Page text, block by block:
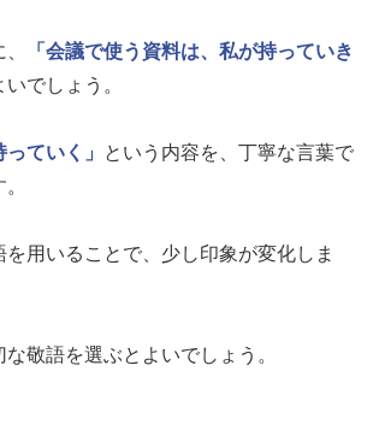
「会議で使う資料は、私が持っていき
でしょう。
っていく」
という内容を、丁寧な言葉で
を用いることで、少し印象が変化しま
敬語を選ぶとよいでしょう。